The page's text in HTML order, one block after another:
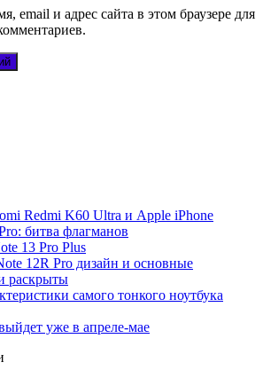
email и адрес сайта в этом браузере для
Redmi K60 Ultra и Apple iPhone
битва флагманов
13 Pro Plus
12R Pro дизайн и основные
раскрыты
самого тонкого ноутбука
уже в апреле-мае